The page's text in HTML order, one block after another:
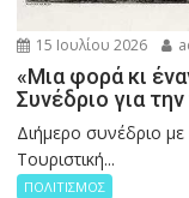
15 Ιουλίου 2026
«Μια φορά κι
Συνέδριο για
Διήμερο συνέδριο
Τουριστική...
ΠΟΛΙΤΙΣΜΟΣ